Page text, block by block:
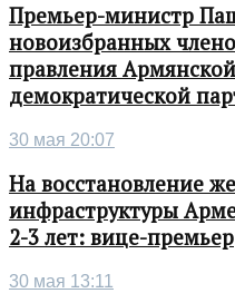
Премьер-министр
новоизбранных
правления
демократической
30 мая 20:07
На восстановление
инфраструктуры
2-3 лет: вице-премьер
30 мая 13:11